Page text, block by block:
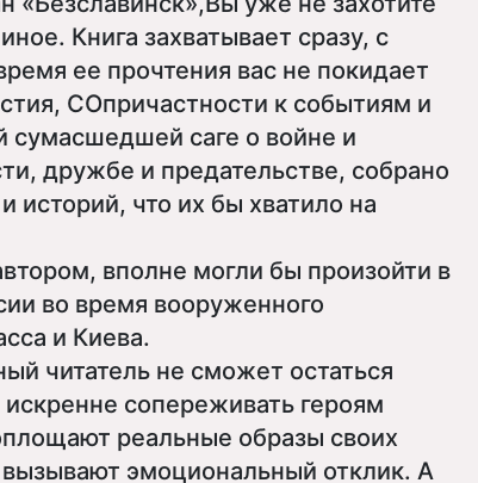
Книга захватывает сразу, с
ее прочтения вас не покидает
СОпричастности к событиям и
сумасшедшей саге о войне и
дружбе и предательстве, собрано
историй, что их бы хватило на
вполне могли бы произойти в
во время вооруженного
и Киева.
читатель не сможет остаться
сопереживать героям
реальные образы своих
вызывают эмоциональный отклик. А